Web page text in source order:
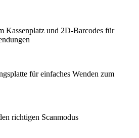
Kassenplatz und 2D-Barcodes für
für einfaches Wenden zum
richtigen Scanmodus